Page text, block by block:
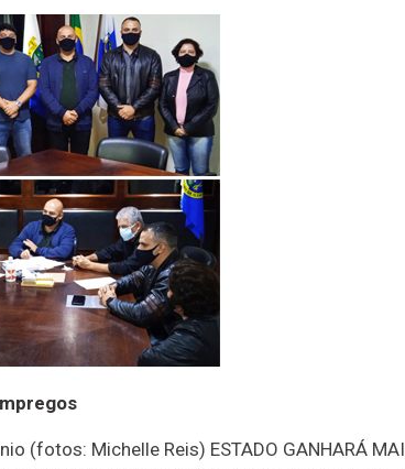
Michelle Reis) ESTADO GANHARÁ